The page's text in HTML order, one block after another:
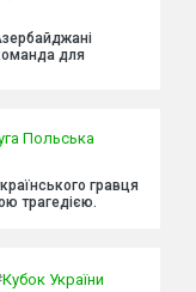
для
Польська
гравця
трагедією.
Кубок України